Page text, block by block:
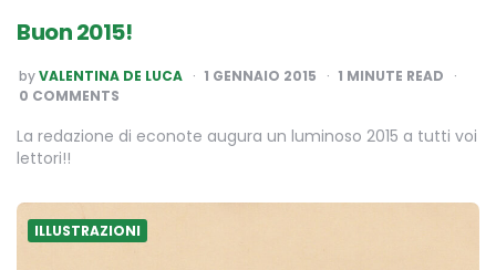
Buon 2015!
POSTED
BY
byVALENTINA DE LUCA 1 GENNAIO 2015 1 MINUTE READ
0 COMMENTS
La redazione di econote augura un luminoso 2015 a tutti voi
lettori!!
ILLUSTRAZIONI